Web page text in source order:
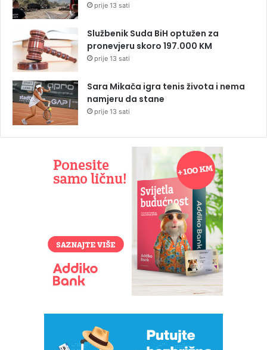
prije 13 sati
Službenik Suda BiH optužen za
pronevjeru skoro 197.000 KM
prije 13 sati
Sara Mikača igra tenis života i nema
namjeru da stane
prije 13 sati